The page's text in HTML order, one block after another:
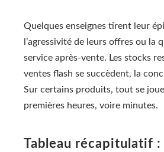
Quelques enseignes tirent leur
l’agressivité de leurs offres ou la
service après-vente. Les stocks
ventes flash se succèdent, la
Sur certains produits, tout se
premières heures, voire minutes.
Tableau récapitulatif :